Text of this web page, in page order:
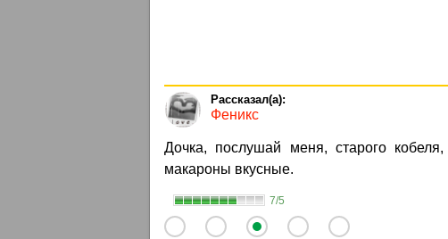
Феникс
Дочка, послушай меня, старого
макароны вкусные.
7/5